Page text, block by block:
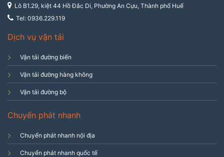
Lô B1.29, kiệt 44 Hồ Đắc Di, Phường An Cựu, Thành phố Huế
Tel: 0936.229.119
Dịch vụ vận tải
Vận tải đường biển
Vận tải đường hàng không
Vận tải đường bộ
Chuyển phát nhanh
Chuyển phát nhanh nội địa
Chuyển phát nhanh quốc tế